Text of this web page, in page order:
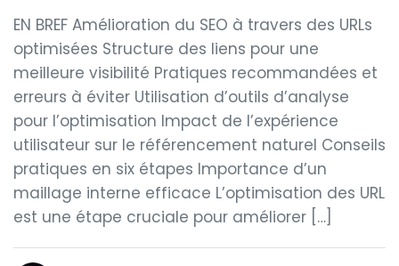
EN BREF Amélioration du SEO à travers des URLs
optimisées Structure des liens pour une
meilleure visibilité Pratiques recommandées et
erreurs à éviter Utilisation d’outils d’analyse
pour l’optimisation Impact de l’expérience
utilisateur sur le référencement naturel Conseils
pratiques en six étapes Importance d’un
maillage interne efficace L’optimisation des URL
est une étape cruciale pour améliorer […]